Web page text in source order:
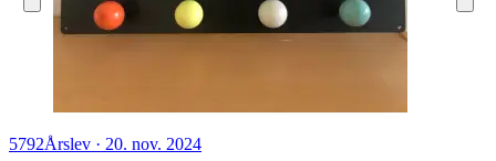
5792Årslev · 20. nov. 2024